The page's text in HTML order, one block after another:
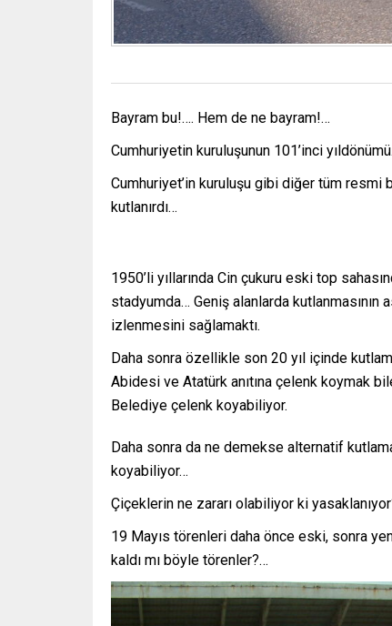
Bayram bu!…. Hem de ne bayram!…
Cumhuriyetin kuruluşunun 101’inci
Cumhuriyet’in kuruluşu gibi diğer tüm
kutlanırdı…
1950’li yıllarında Cin çukuru eski top
stadyumda… Geniş alanlarda kutlanmasının
izlenmesini sağlamaktı.
Daha sonra özellikle son 20 yıl içinde
Abidesi ve Atatürk anıtına çelenk koymak
Belediye çelenk koyabiliyor.
Daha sonra da ne demekse alternatif
koyabiliyor…
Çiçeklerin ne zararı olabiliyor ki
19 Mayıs törenleri daha önce eski, sonra
kaldı mı böyle törenler?…